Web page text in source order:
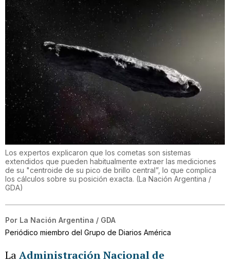
Los expertos explicaron que los cometas son sistemas
extendidos que pueden habitualmente extraer las mediciones
de su "centroide de su pico de brillo central”, lo que complica
los cálculos sobre su posición exacta. (La Nación Argentina /
GDA)
Por La Nación Argentina / GDA
Periódico miembro del Grupo de Diarios América
LaAdministración Nacional de